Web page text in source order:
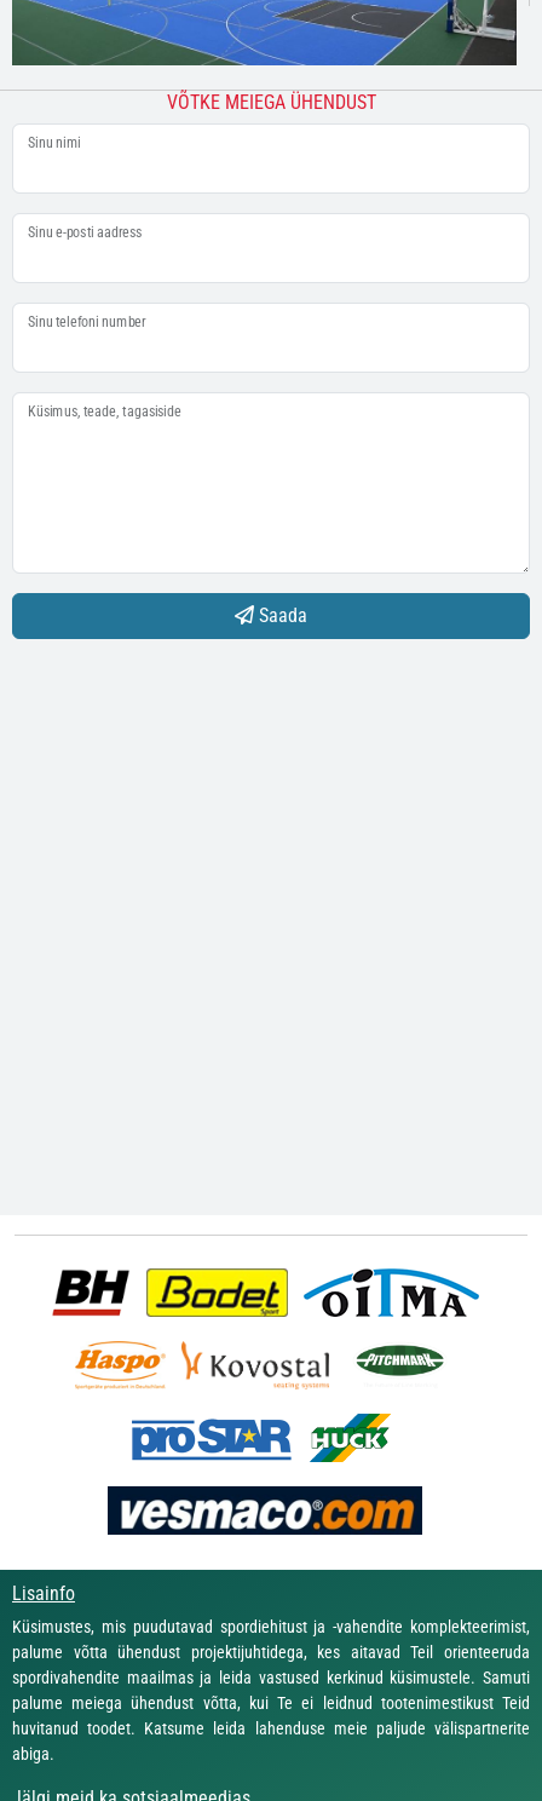
VÕTKE MEIEGA ÜHENDUST
Sinu nimi
Sinu e-posti aadress
Sinu telefoni number
Küsimus, teade, tagasiside
Saada
Lisainfo
Küsimustes, mis puudutavad spordiehitust ja -vahendite komplekteerimist,
palume võtta ühendust projektijuhtidega, kes aitavad Teil orienteeruda
spordivahendite maailmas ja leida vastused kerkinud küsimustele. Samuti
palume meiega ühendust võtta, kui Te ei leidnud tootenimestikust Teid
huvitanud toodet. Katsume leida lahenduse meie paljude välispartnerite
abiga.